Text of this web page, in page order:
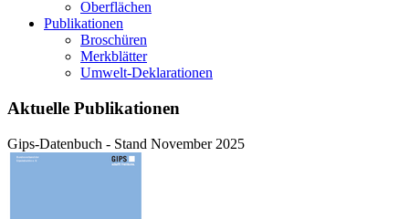
Oberflächen
Publikationen
Broschüren
Merkblätter
Umwelt-Deklarationen
Aktuelle Publikationen
Gips-Datenbuch - Stand November 2025